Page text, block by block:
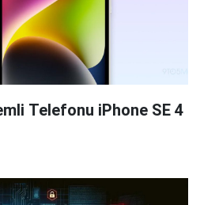
Telefonu iPhone SE 4